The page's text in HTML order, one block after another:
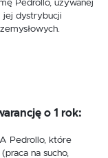
Pedrollo, używanej
jej dystrybucji
o 1 rok:
Pedrollo, które
na sucho,